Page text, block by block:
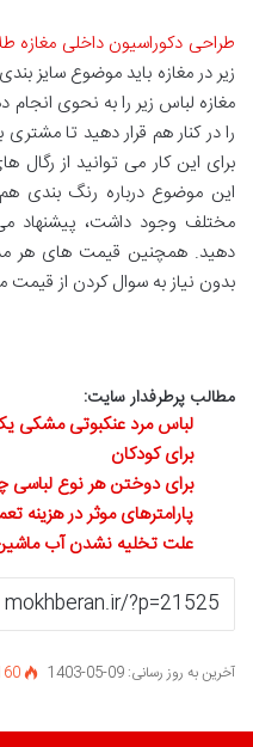
طراحی دکوراسیون داخلی مغازه
زیر در مغازه باید موضوع سایز
مغازه لباس زير را به نحوی
را در کنار هم قرار دهید تا
برای این کار می توانید از
این موضوع درباره رنگ بندی
مختلف وجود داشت، پیشنهاد
دهید. همچنین قیمت های هر
بدون نیاز به سوال کردن از
مطالب پرطرفدار سایت:
لباس مرد عنکبوتی مشکی
برای کودکان
برای دوختن هر نوع لباسی
پارامترهای موثر در هزینه
علت تخلیه نشدن آب
آخرین به روز رسانی: 09-05-1403